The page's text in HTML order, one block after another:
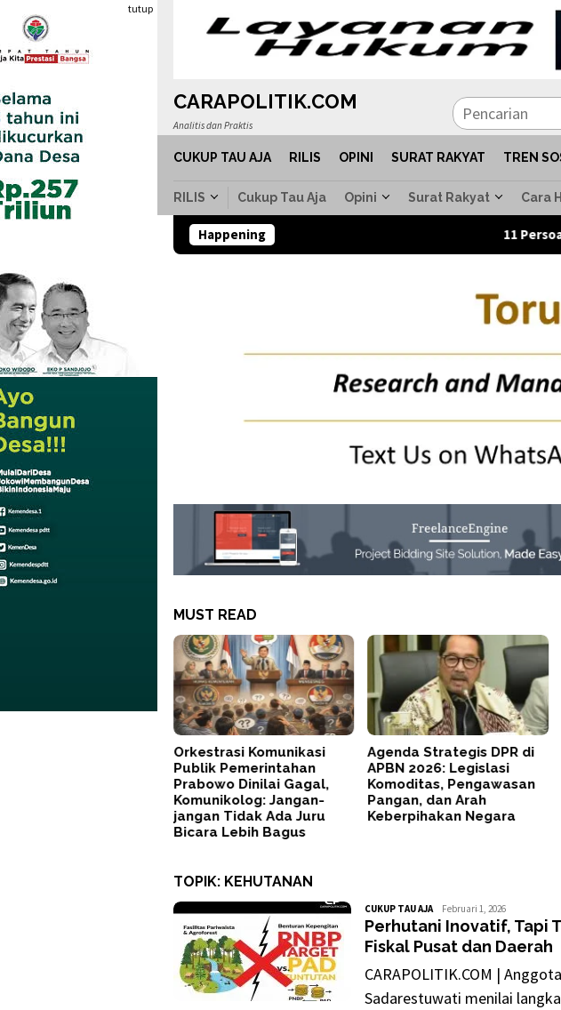
Loncat
konten
tutup
CARAPOLITIK.COM
Analitis dan Praktis
CUKUP TAU AJA RILIS OPINI SURAT RAKYAT TREN
RILIS Cukup Tau Aja Opini Surat Rakyat Cara
Happening 11 Persoalan
MUST READ
Orkestrasi Komunikasi
Publik Pemerintahan
Prabowo Dinilai Gagal,
Komunikolog: Jangan-
jangan Tidak Ada Juru
Bicara Lebih Bagus
Agenda Strategis DPR di
APBN 2026: Legislasi
Komoditas, Pengawasan
Pangan, dan Arah
Keberpihakan Negara
TOPIK: KEHUTANAN
CUKUP TAU AJAGusDus
Februari 1, 2026
Perhutani Inovatif, Tapi
Fiskal Pusat dan Daerah
CARAPOLITIK.COM |
Sadarestuwati menilai